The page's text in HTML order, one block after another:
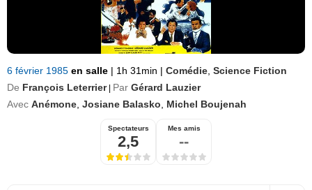
6 février 1985 en salle | 1h 31min | Comédie Science Fiction
De François Leterrier Par Gérard Lauzier
Avec Anémone Josiane Balasko Michel Boujenah
Spectateurs
2,5
Mes amis
--